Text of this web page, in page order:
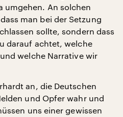
umgehen. An solchen
man bei der Setzung
sollte, sondern dass
darauf achtet, welche
welche Narrative wir
an, die Deutschen
und Opfer wahr und
uns einer gewissen